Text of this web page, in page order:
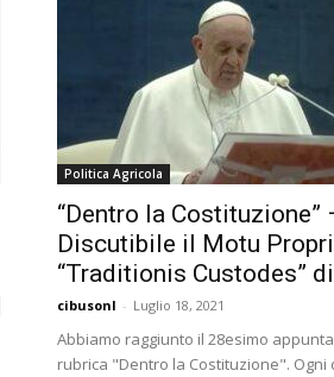
Politica Agricola
“Dentro la Costituzione”
Discutibile il Motu
“Traditionis Custodes”
cibusonl - Luglio 18, 2021
Abbiamo raggiunto il 28esimo
rubrica "Dentro la Costituzione". Ogni